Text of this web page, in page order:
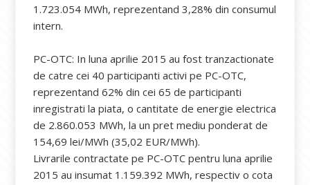
1.723.054 MWh, reprezentand 3,28% din consumul
intern.
PC-OTC: In luna aprilie 2015 au fost tranzactionate
de catre cei 40 participanti activi pe PC-OTC,
reprezentand 62% din cei 65 de participanti
inregistrati la piata, o cantitate de energie electrica
de 2.860.053 MWh, la un pret mediu ponderat de
154,69 lei/MWh (35,02 EUR/MWh).
Livrarile contractate pe PC-OTC pentru luna aprilie
2015 au insumat 1.159.392 MWh, respectiv o cota